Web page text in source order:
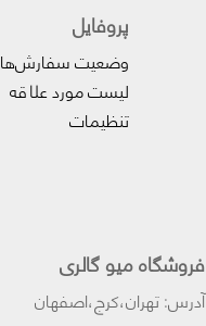
پروفایل‌
وضعیت سفارش‌ها
لیست مورد علاقه
تنظیمات
فروشگاه میو گالری
آدرس: تهران،کرج،اصفهان